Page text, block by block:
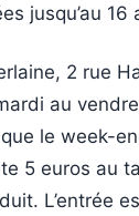
jusqu’au 16
2 rue
au
le week-
5 euros au
L’entrée